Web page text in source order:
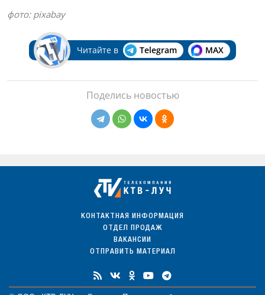
фото: pixabay
Читайте в Telegram MAX
Поделись новостью
КОНТАКТНАЯ ИНФОРМАЦИЯ
ОТДЕЛ ПРОДАЖ
ВАКАНСИИ
ОТПРАВИТЬ МАТЕРИАЛ